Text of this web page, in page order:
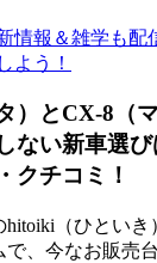
情報＆雑学も配
よう！
）とCX-8（
ない新車選び
クチコミ！
hitoiki（ひとい
、今なお販売